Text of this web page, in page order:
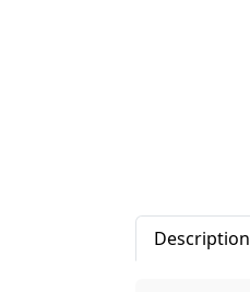
Description